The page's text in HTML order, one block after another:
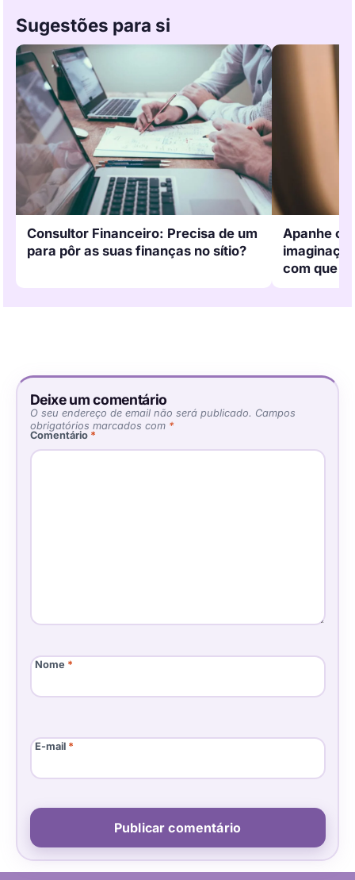
Sugestões para si
Consultor Financeiro: Precisa de um
para pôr as suas finanças no sítio?
Apanhe o
com que
Deixe um comentário
O seu endereço de email não será publicado. Campos
obrigatórios marcados com *
Comentário *
Nome *
E-mail *